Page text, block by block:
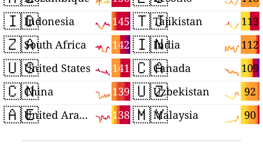
🇮🇩 145
Indonesia
🇿🇦 142
South Africa
🇺🇸 141
United States
🇨🇳 139
China
🇦🇪 138
United Arab Emirates
🇹🇯 113
Tajikistan
🇮🇳 112
India
🇨🇦 109
Canada
🇺🇿 92
Uzbekistan
🇲🇾 90
Malaysia